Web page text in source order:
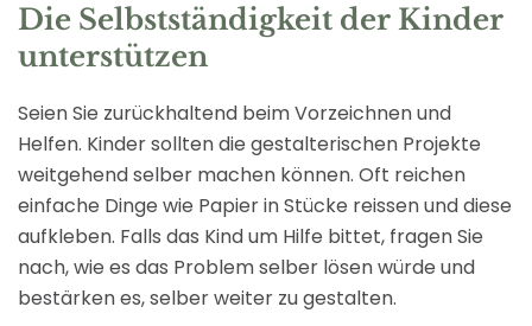
Die Selbstständigkeit der Kinder
unterstützen
Seien Sie zurückhaltend beim Vorzeichnen und
Helfen. Kinder sollten die gestalterischen Projekte
weitgehend selber machen können. Oft reichen
einfache Dinge wie Papier in Stücke reissen und diese
aufkleben. Falls das Kind um Hilfe bittet, fragen Sie
nach, wie es das Problem selber lösen würde und
bestärken es, selber weiter zu gestalten.